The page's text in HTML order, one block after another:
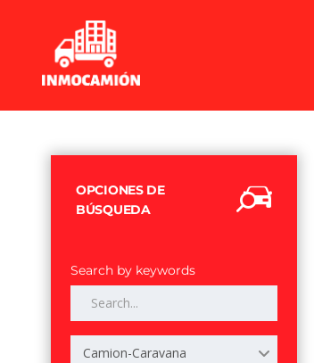
OPCIONES DE
BÚSQUEDA
Search by keywords
Camion-Caravana